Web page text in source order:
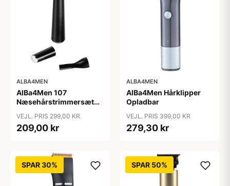
ALBA4MEN
AlBa4Men 107
Næsehårstrimmersæt
VEJL. PRIS 299,00 KR
209,00 kr
ALBA4MEN
AlBa4Men Hårklipper
Opladbar
VEJL. PRIS 399,00 KR
279,30 kr
SPAR 30% SPAR 50%